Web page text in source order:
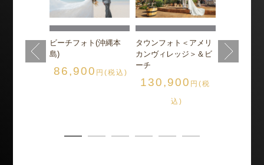
円(税
ビーチフォト(沖縄本
島)
86,900 円(税込)
タウンフォト＜アメリ
カンヴィレッジ＞＆ビ
ーチ
130,900 円(税
込)
グレイス・